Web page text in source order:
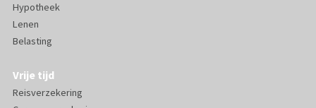
Hypotheek
Lenen
Belasting
Vrije tijd
Reisverzekering